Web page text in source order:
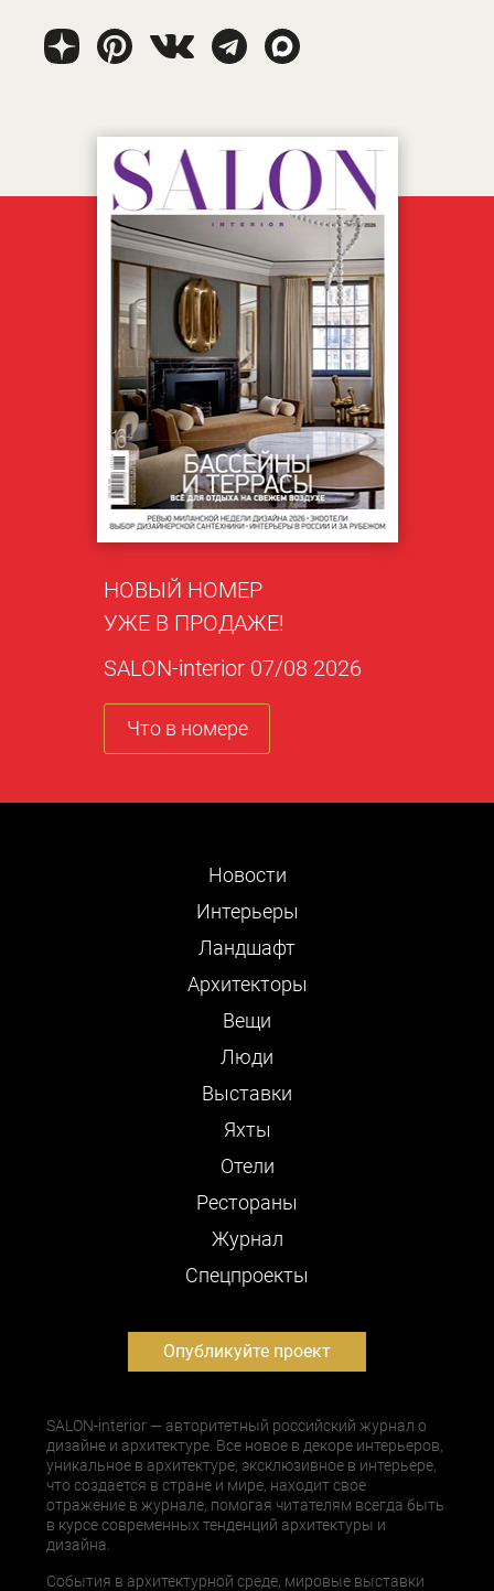
НОВЫЙ НОМЕР
УЖЕ В ПРОДАЖЕ!
SALON-interior 07/08 2026
Что в номере
Новости
Интерьеры
Ландшафт
Архитекторы
Вещи
Люди
Выставки
Яхты
Отели
Рестораны
Журнал
Cпецпроекты
Опубликуйте проект
SALON-interior — авторитетный российский журнал о
дизайне и архитектуре. Все новое в декоре интерьеров,
уникальное в архитектуре, эксклюзивное в интерьере,
что создается в стране и мире, находит свое
отражение в журнале, помогая читателям всегда быть
в курсе современных тенденций архитектуры и
дизайна.
События в архитектурной среде, мировые выставки